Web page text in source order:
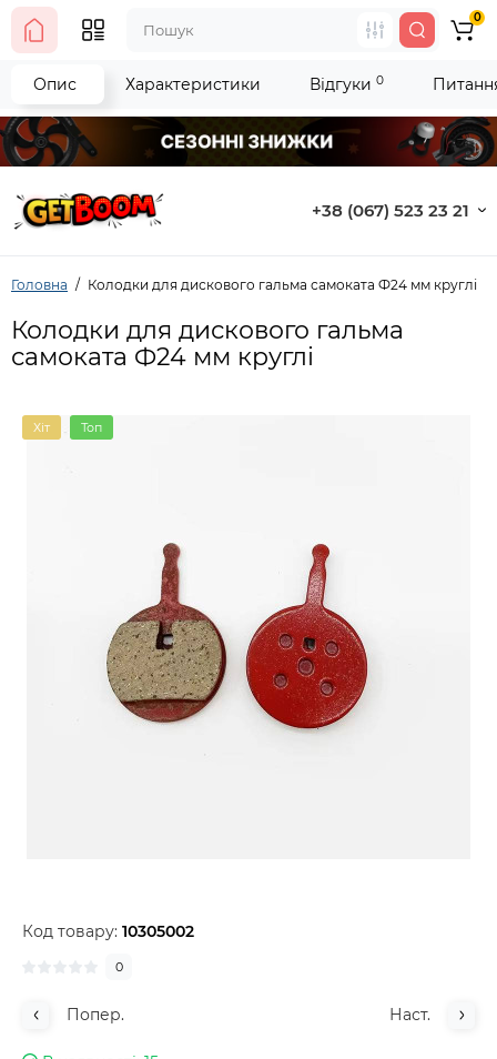
+38 (067) 523 23 21
0
Головна Колодки для дискового гальма самоката Ф24 мм круглі
Колодки для дискового гальма
самоката Ф24 мм круглі
Хіт Топ
Код товару: 10305002
0
Попер. Наст.
Опис Характеристики Відгуки 0